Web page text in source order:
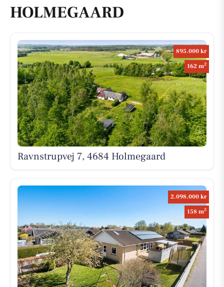
HOLMEGAARD
895.000 kr
162 m2
Ravnstrupvej 7, 4684 Holmegaard
2.098.000 kr
158 m2